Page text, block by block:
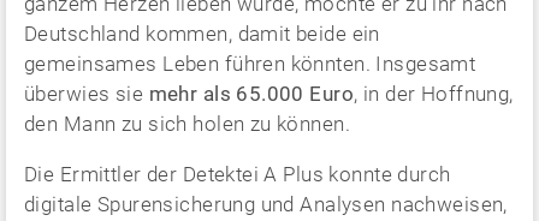
Deutschland kommen, damit beide ein
gemeinsames Leben führen könnten. Insgesamt
überwies sie mehr als 65.000 Euro, in der Hoffnung,
den Mann zu sich holen zu können.
Die Ermittler der Detektei A Plus konnte durch
digitale Spurensicherung und Analysen nachweisen,